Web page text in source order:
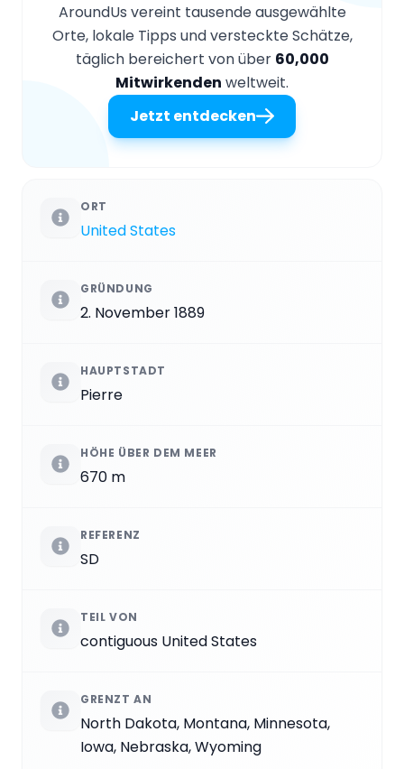
AroundUs vereint tausende ausgewählte
Orte, lokale Tipps und versteckte Schätze,
täglich bereichert von über 60,000
Mitwirkenden weltweit.
Jetzt entdecken
ORT
United States
GRÜNDUNG
2. November 1889
HAUPTSTADT
Pierre
HÖHE ÜBER DEM MEER
670 m
REFERENZ
SD
TEIL VON
contiguous United States
GRENZT AN
North Dakota, Montana, Minnesota,
Iowa, Nebraska, Wyoming